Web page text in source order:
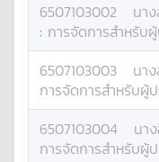
6507103002 นา
: การจัดการสำหรับ
6507103003 นาง
การจัดการสำหรับผู้
6507103004 นาง
การจัดการสำหรับผู้